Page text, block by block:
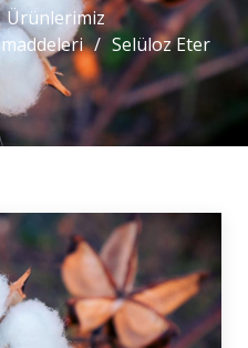
Ürünlerimiz
Selüloz Eter